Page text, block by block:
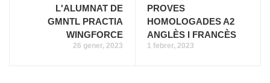
L'ALUMNAT DE
GMNTL PRACTIA
WINGFORCE
26 gener, 2023
PROVES
HOMOLOGADES A2
ANGLÈS I FRANCÈS
1 febrer, 2023